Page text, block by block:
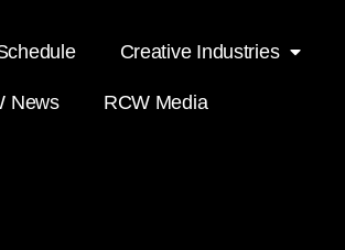
Creative Industries
News RCW Media